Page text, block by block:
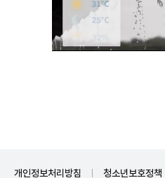
개인정보처리방침 청소년보호정책